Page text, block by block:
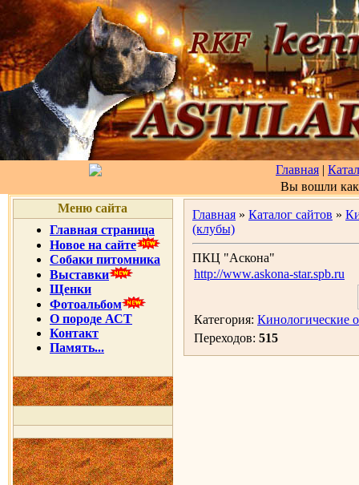
Главная |
Вы вошли
Меню сайта
Главная страница
Новое на сайте
Собаки питомника
Выставки
Щенки
Фотоальбом
О породе АСТ
Контакт
Память...
Главная » Каталог сайтов »
(клубы)
ПКЦ "Аскона"
http://www.askona-star.spb.ru
Категория: Кинологические
Переходов: 515